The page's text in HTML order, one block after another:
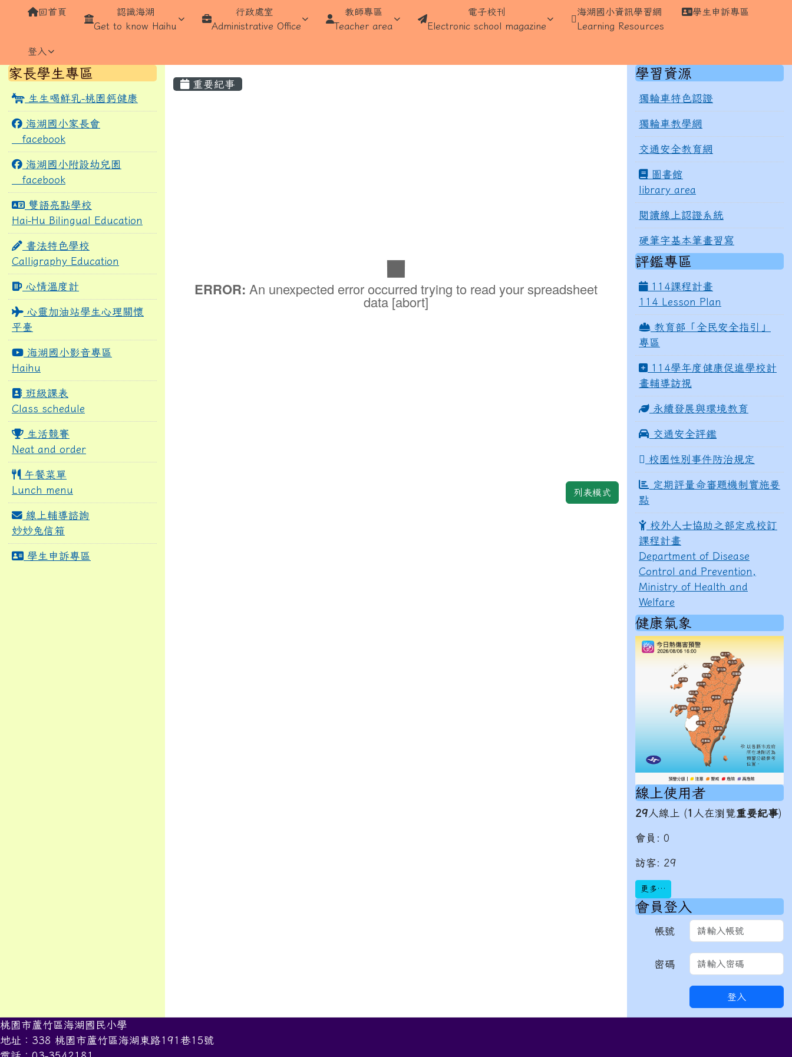
跳至主內容區
桃園市蘆竹區海湖國民小學
導覽列
回首頁
認識海湖
Get to know Haihu
行政處室
Administrative Office
教師專區
Teacher area
電子校刊
Electronic school magazine
海湖國小資訊學習網
Learning Resources
學生申訴專區
登入
左邊區域內容
家長學生專區
生生喝鮮乳-桃園鈣健康
海湖國小家長會
facebook
海湖國小附設幼兒園
facebook
雙語亮點學校
Hai-Hu Bilingual Education
書法特色學校
Calligraphy Education
心情溫度計
心靈加油站學生心理關懷
平臺
海湖國小影音專區
Haihu
班級課表
Class schedule
生活競賽
Neat and order
午餐菜單
Lunch menu
線上輔導諮詢
妙妙兔信箱
學生申訴專區
主內容區域
重要紀事
ERROR: An unexpected error occurred trying to read your spreadsheet
data [abort]
列表模式
右邊區域內容
學習資源
獨輪車特色認證
獨輪車教學網
交通安全教育網
圖書館
library area
閱讀線上認證系統
硬筆字基本筆畫習寫
評鑑專區
114課程計畫
114 Lesson Plan
教育部「全民安全指引」
專區
114學年度健康促進學校計
畫輔導訪視
永續發展與環境教育
交通安全評鑑
校園性別事件防治規定
定期評量命審題機制實施要
點
校外人士協助之部定或校訂
課程計畫
Department of Disease
Control and Prevention,
Ministry of Health and
Welfare
健康氣象
線上使用者
29 人線上 (1 人在瀏覽重要紀事)
會員: 0
訪客: 29
更多…
會員登入
帳號
密碼
登入
頁尾區域
桃園市蘆竹區海湖國民小學
地址：338 桃園市蘆竹區海湖東路191巷15號